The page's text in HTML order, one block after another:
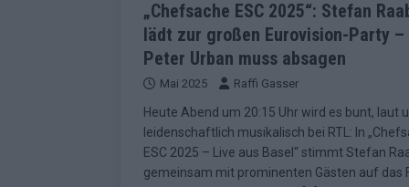
„Chefsache ESC 2025“: Stefan
lädt zur großen Eurovision-Party –
Peter Urban muss absagen
Mai 2025 Raffi Gasser
Heute Abend um 20:15 Uhr wird es bunt, laut
leidenschaftlich musikalisch bei RTL: In
ESC 2025 – Live aus Basel“ stimmt Stefan
gemeinsam mit prominenten Gästen auf das